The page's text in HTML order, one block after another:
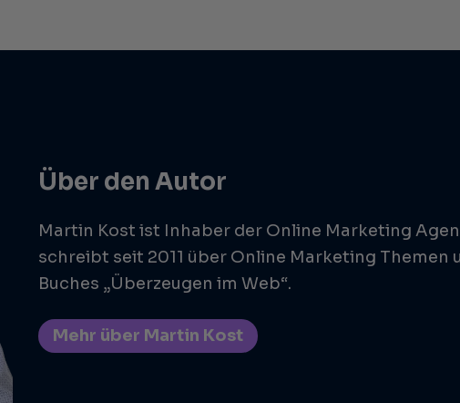
Über den Autor
Martin Kost ist Inhaber der Online Marketing
schreibt seit 2011 über Online Marketing Themen
Buches „Überzeugen im Web“.
Mehr über Martin Kost